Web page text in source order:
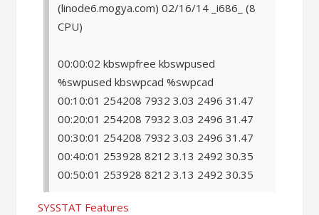
(linode6.mogya.com) 02/16/14 _i686_ (8
CPU)
00:00:02 kbswpfree kbswpused
%swpused kbswpcad %swpcad
00:10:01 254208 7932 3.03 2496 31.47
00:20:01 254208 7932 3.03 2496 31.47
00:30:01 254208 7932 3.03 2496 31.47
00:40:01 253928 8212 3.13 2492 30.35
00:50:01 253928 8212 3.13 2492 30.35
SYSSTAT Features